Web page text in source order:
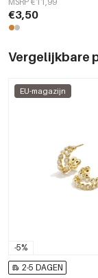
€3,50
Vergelijkbare
-5%
EU-magazijn
2-5 DAGEN